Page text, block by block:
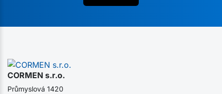
CORMEN s.r.o.
Průmyslová 1420